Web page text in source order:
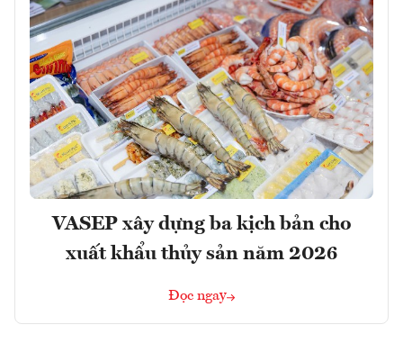
VASEP xây dựng ba kịch bản cho
xuất khẩu thủy sản năm 2026
Đọc ngay